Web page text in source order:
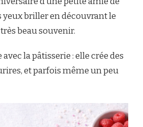
briller en découvrant le
beau souvenir.
avec la pâtisserie : elle crée des
et parfois même un peu